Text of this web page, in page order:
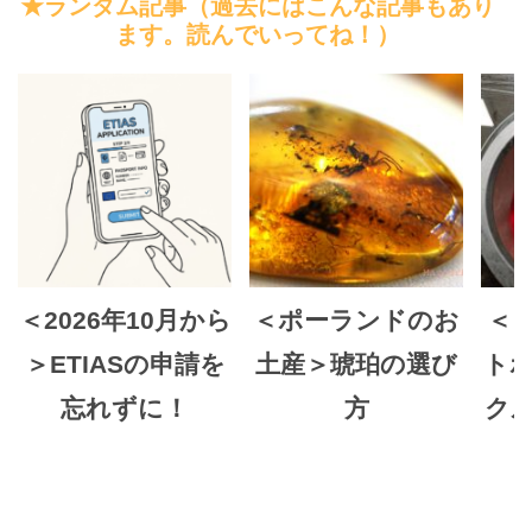
★ランダム記事（過去にはこんな記事もあり
ます。読んでいってね！）
＜2026年10月から
＞ETIASの申請を
忘れずに！
＜ポーランドのお
土産＞琥珀の選び
方
＜
ト
ク